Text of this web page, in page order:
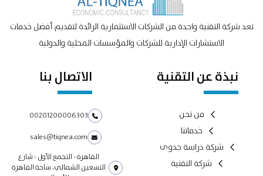
تعد شركة التقنية واحدة من الشركات الاستثمارية الرائدة لتقديم أفضل خدمات
الاستشارات الإدارية للشركات والمؤسسات المحلية والدولية
نبذة عن التقنية
من نحن
خدماتنا
شركة دراسة جدوى
شركة التقنية
الاتصال بنا
00201200006303
sales@tiqnea.com
القاهرة - التجمع الأول - شارع
التسعين الشمالي، ساحة القاهرة